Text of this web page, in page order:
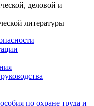
деловой и
литературы
по охране труда и